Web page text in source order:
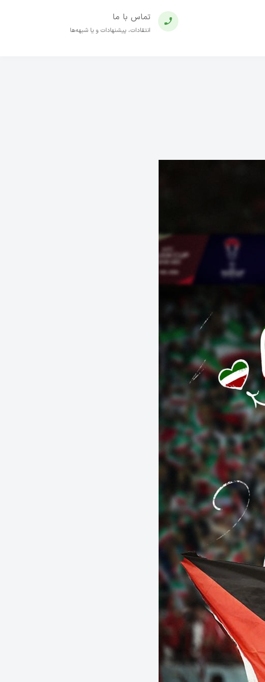
تماس با ما
انتقادات، پیشنهادات و یا شبهه‌ها